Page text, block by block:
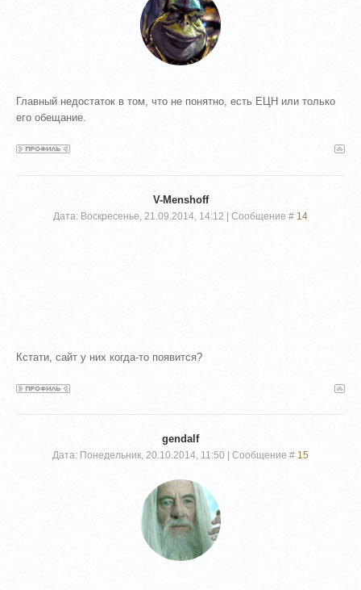
Главный недостаток в том, что не понятно, есть ЕЦН или только
его обещание.
V-Menshoff
Дата: Воскресенье, 21.09.2014, 14:12 | Сообщение # 14
Кстати, сайт у них когда-то появится?
gendalf
Дата: Понедельник, 20.10.2014, 11:50 | Сообщение # 15